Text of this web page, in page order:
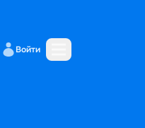
Войти